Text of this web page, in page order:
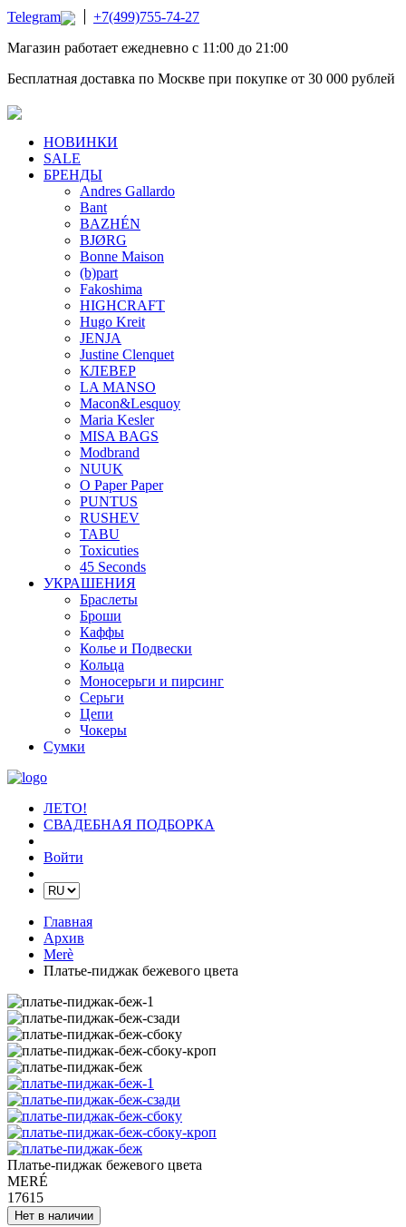
Telegram
+7(499)755-74-27
Магазин работает ежедневно с 11:00 до 21:00
Бесплатная доставка по Москве при покупке от 30 000 рублей
НОВИНКИ
SALE
БРЕНДЫ
Andres Gallardo
Bant
BAZHÉN
BJØRG
Bonne Maison
(b)part
Fakoshima
HIGHCRAFT
Hugo Kreit
JENJA
Justine Clenquet
КЛЕВЕР
LA MANSO
Macon&Lesquoy
Maria Kesler
MISA BAGS
Modbrand
NUUK
O Paper Paper
PUNTUS
RUSHEV
TABU
Toxicuties
45 Seconds
УКРАШЕНИЯ
Браслеты
Броши
Каффы
Колье и Подвески
Кольца
Моносерьги и пирсинг
Серьги
Цепи
Чокеры
Сумки
ЛЕТО!
СВАДЕБНАЯ ПОДБОРКА
Войти
Главная
Архив
Merè
Платье-пиджак бежевого цвета
Платье-пиджак бежевого цвета
MERÉ
17615
Нет в наличии